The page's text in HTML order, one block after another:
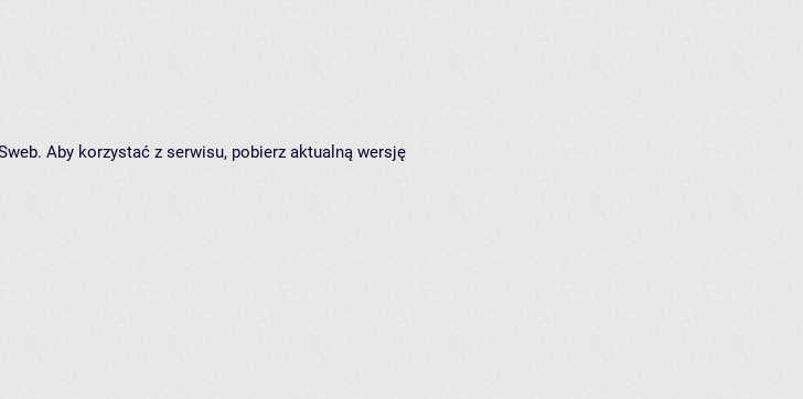
Aby korzystać z serwisu, pobierz aktualną wersję